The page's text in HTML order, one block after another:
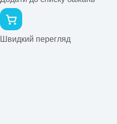
Швидкий перегляд